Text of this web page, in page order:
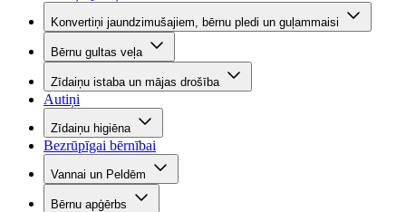
Konvertiņi jaundzimušajiem, bērnu pledi un guļammaisi
Bērnu gultas veļa
Zīdaiņu istaba un mājas drošība
Autiņi
Zīdaiņu higiēna
Bezrūpīgai bērnībai
Vannai un Peldēm
Bērnu apģērbs